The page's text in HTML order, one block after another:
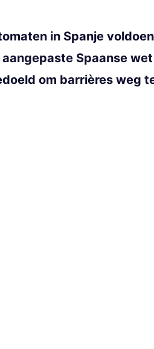
in Spanje
Spaanse
om barrières weg